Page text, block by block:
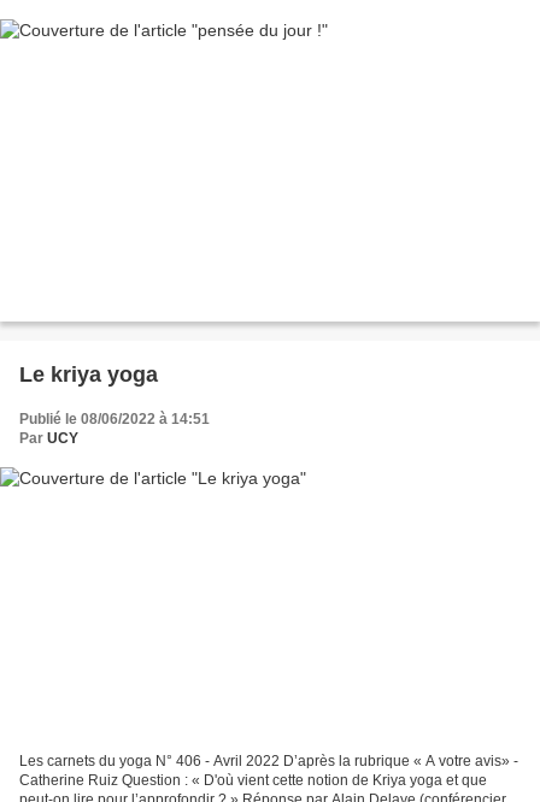
Le kriya yoga
Publié le 08/06/2022 à 14:51
Par UCY
Les carnets du yoga N° 406 - Avril 2022 D’après la rubrique « A votre avis» -
Catherine Ruiz Question : « D'où vient cette notion de Kriya yoga et que